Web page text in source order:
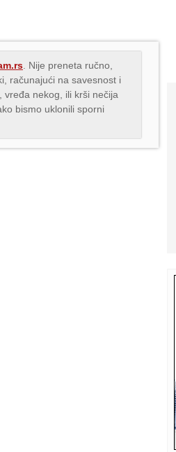
. Nije preneta ručno,
računajući na savesnost i
vređa nekog, ili krši nečija
bismo uklonili sporni